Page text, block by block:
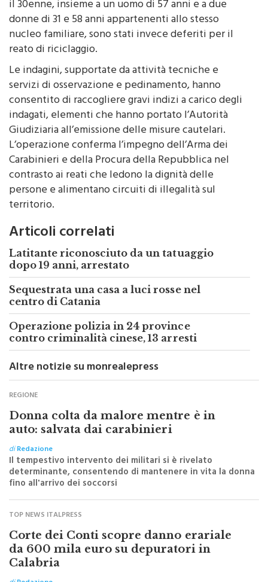
donne di 31 e 58 anni appartenenti allo stesso
nucleo familiare, sono stati invece deferiti per il
reato di riciclaggio.
Le indagini, supportate da attività tecniche e
servizi di osservazione e pedinamento, hanno
consentito di raccogliere gravi indizi a carico degli
indagati, elementi che hanno portato l’Autorità
Giudiziaria all’emissione delle misure cautelari.
L’operazione conferma l’impegno dell’Arma dei
Carabinieri e della Procura della Repubblica nel
contrasto ai reati che ledono la dignità delle
persone e alimentano circuiti di illegalità sul
territorio.
Latitante riconosciuto da un tatuaggio
dopo 19 anni, arrestato
Sequestrata una casa a luci rosse nel
centro di Catania
contro criminalità cinese, 13 arresti
Altre notizie su monrealepress
REGIONE
Donna colta da malore mentre è in
auto: salvata dai carabinieri
diRedazione
Il tempestivo intervento dei militari si è rivelato
determinante, consentendo di mantenere in vita la donna
fino all'arrivo dei soccorsi
TOP NEWS ITALPRESS
Corte dei Conti scopre danno erariale
da 600 mila euro su depuratori in
Calabria
diRedazione